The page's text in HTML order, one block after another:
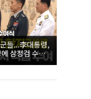
들...李대통령,
삼정검 수치
·삼정검 수치